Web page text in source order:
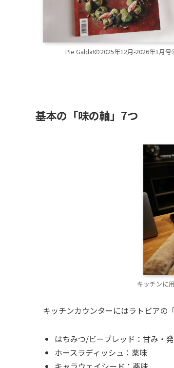
Pie Galda!の2025年12月-2026年1月
基本の「味の軸」7つ
キッチンに
キッチンカウンターにはラトビアの
はちみつ/ビーブレッド：甘み・
ホースラディッシュ：薬味